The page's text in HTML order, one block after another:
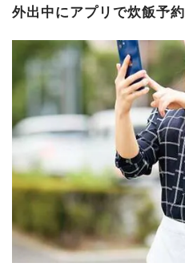
外出中にアプリで炊飯予約